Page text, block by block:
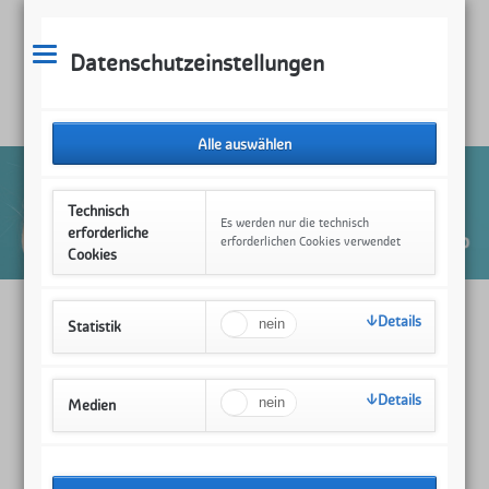
Datenschutzeinstellungen
Technisch
erforderliche
Cookies
Es werden nur die technisch
erforderlichen Cookies verwendet
Statistik Details
Medien Details
Links
Nummer gegen Kummer
Kinderschutz-Zentren